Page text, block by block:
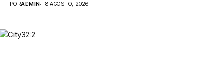
PORADMIN 8 AGOSTO, 2026